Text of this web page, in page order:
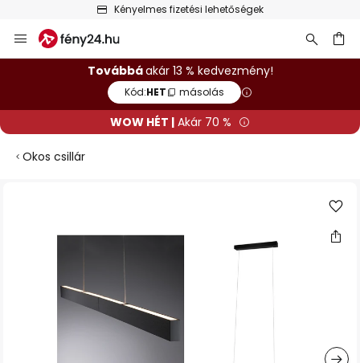
Kiemelkedő
Ugrás
a
tartalomhozTovábbáakár 13 % kedvezmény!
Kód:HET másolás
WOW HÉT | Akár 70 %
Okos csillár
képgaléria